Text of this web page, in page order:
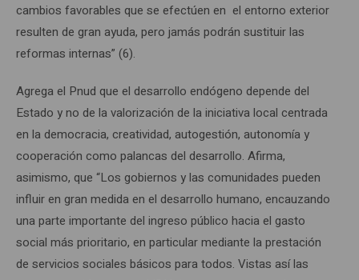
cambios favorables que se efectúen en el entorno exterior
resulten de gran ayuda, pero jamás podrán sustituir las
reformas internas” (6).
Agrega el Pnud que el desarrollo endógeno depende del
Estado y no de la valorización de la iniciativa local centrada
en la democracia, creatividad, autogestión, autonomía y
cooperación como palancas del desarrollo. Afirma,
asimismo, que “Los gobiernos y las comunidades pueden
influir en gran medida en el desarrollo humano, encauzando
una parte importante del ingreso público hacia el gasto
social más prioritario, en particular mediante la prestación
de servicios sociales básicos para todos. Vistas así las